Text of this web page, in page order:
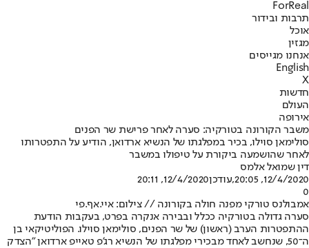
ForReal
תרבות ובידור
אוכל
מגזין
אנחנו מגייסים
English
X
חדשות
העולם
אירופה
משבר הקורונה בטורקיה: סערה לאחר פרישת שר הפנים
סולימאן סוילו, בכיר במפלגתו של הנשיא ארדואן, הודיע על התפטרותו
לאחר שהושמעה ביקורת על טיפולו במשבר
דין שמואל אלמס
12/4/2020, 20:05
,עודכן12/4/2020, 20:11
0
אמבולנס טורקי מפנה חולה בקורונה // צילום: איי.אף.פי
סערה גדולה בטורקיה ככלל ובבירה אנקרה בפרט, בעקבות הודעת
ההתפטרות הערב (ראשון) של שר הפנים, סולימאן סוילו. הפוליטיקאי בן
ה־50, שנחשב לאחד מבכירי מפלגתו של הנשיא רג'פ טאייפ ארדואן "הצדק